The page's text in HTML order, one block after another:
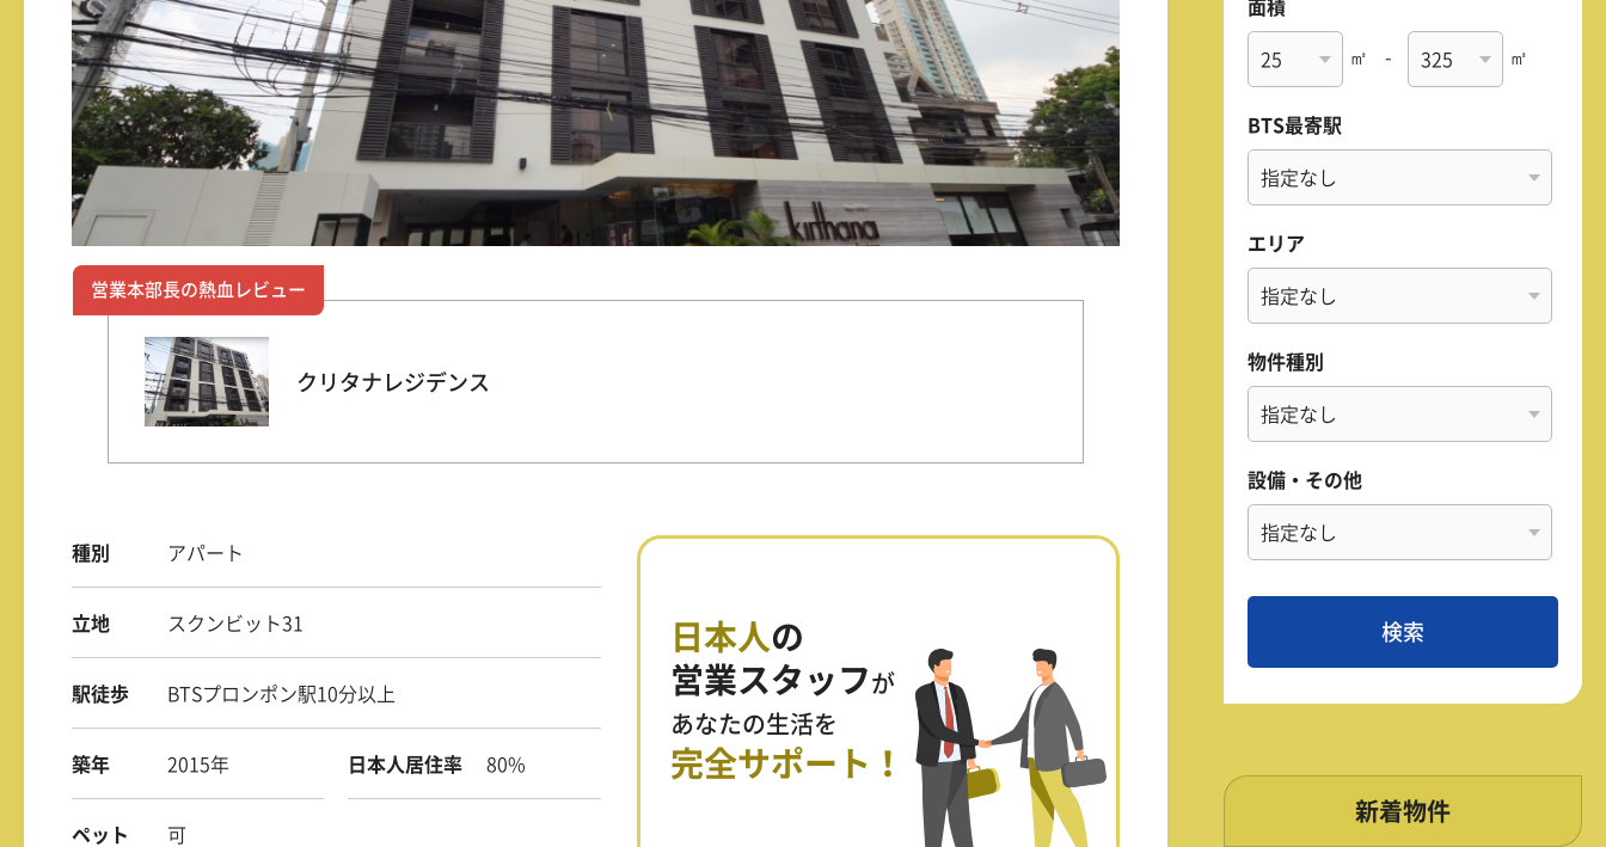
営業本部長の熱血レビュー
クリタナレジデンス
種別 アパート
立地 スクンビット31
駅徒歩 BTSプロンポン駅10分以上
築年 2015年 日本人居住率 80%
ペット 可
日本人 の
営業スタッフ が
あなたの生活を
完全サポート！
面積
㎡ - ㎡
BTS最寄駅
エリア
物件種別
設備・その他
新着物件